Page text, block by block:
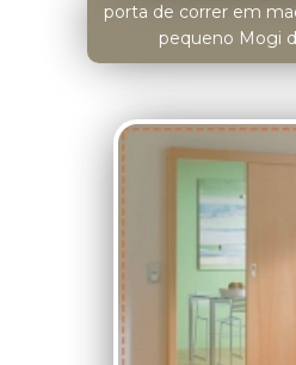
porta de correr em
pequeno Mogi